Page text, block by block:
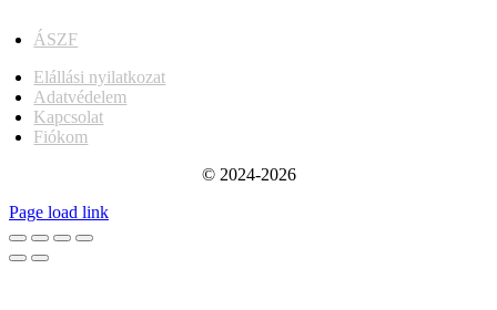
ÁSZF
Elállási nyilatkozat
Adatvédelem
Kapcsolat
Fiókom
© 2024-2026
Page load link